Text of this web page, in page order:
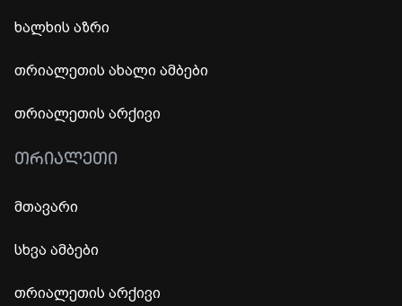
ხალხის აზრი
თრიალეთის ახალი ამბები
თრიალეთის არქივი
ᲗᲠᲘᲐᲚᲔᲗᲘ
მთავარი
სხვა ამბები
თრიალეთის არქივი